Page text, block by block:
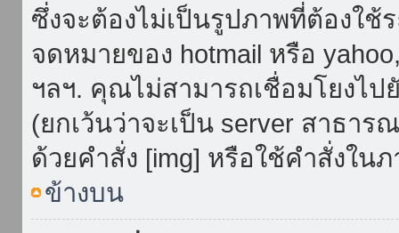
ซึ่งจะต้องไม่เป็นรูปภาพที่ต้องใ
จดหมายของ hotmail หรือ
ฯลฯ. คุณไม่สามารถเชื่อมโยงไ
(ยกเว้นว่าจะเป็น server สาธาร
ด้วยคำสั่ง [img] หรือใช้คำสั่งใ
ข้างบน